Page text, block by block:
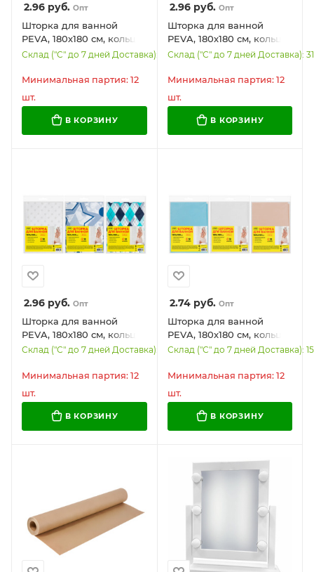
2.96 руб. Опт
Шторка для ванной
PEVA, 180х180 см, кольца
в комплекте, 3 дизайна
(ВБЗ), 700070
Склад ("С" до 7 дней Доставка): 2016
Минимальная партия: 12
шт.
В КОРЗИНУ
2.96руб. Опт
Шторка для ванной
PEVA, 180х180 см, кольца
в комплекте, 3 дизайна
(ВБЗ), 700069
Склад ("С" до 7 дней Доставка):
Минимальная партия: 12
шт.
В КОРЗИНУ
2.96 руб. Опт
Шторка для ванной
PEVA, 180х180 см, кольца
в комплекте, 3 дизайна
(ВБЗ), 700068
Склад ("С" до 7 дней Доставка): 1824
Минимальная партия: 12
шт.
В КОРЗИНУ
2.74руб. Опт
Шторка для ванной
PEVA, 180х180 см, кольца
в комплекте, 3 цвета
коричневый), WBZ (ВБЗ),
Склад ("С" до 7 дней Доставка):
Минимальная партия: 12
шт.
В КОРЗИНУ